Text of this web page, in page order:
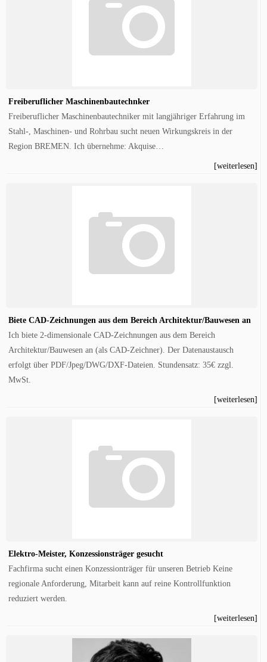
Freiberuflicher Maschinenbautechnker
Freiberuflicher Maschinenbautechniker mit langjähriger Erfahrung im
Stahl-, Maschinen- und Rohrbau sucht neuen Wirkungskreis in der
Region BREMEN. Ich übernehme: Akquise…
[weiterlesen]
Biete CAD-Zeichnungen aus dem Bereich Architektur/Bauwesen an
Ich biete 2-dimensionale CAD-Zeichnungen aus dem Bereich
Architektur/Bauwesen an (als CAD-Zeichner). Der Datenaustausch
erfolgt über PDF/Jpeg/DWG/DXF-Dateien. Stundensatz: 35€ zzgl.
MwSt.
[weiterlesen]
Elektro-Meister, Konzessionsträger gesucht
Fachfirma sucht einen Konzessionträger für unseren Betrieb Keine
regionale Anforderung, Mitarbeit kann auf reine Kontrollfunktion
reduziert werden.
[weiterlesen]